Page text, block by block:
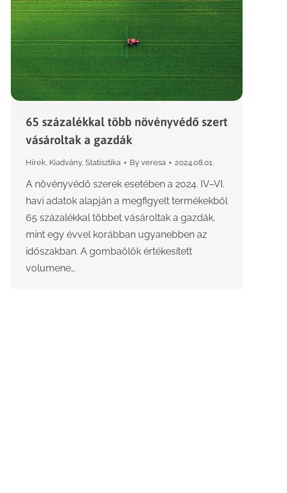
65 százalékkal több növényvédő szert
vásároltak a gazdák
Hírek, Kiadvány, Statisztika By veresa 2024.08.01.
A növényvédő szerek esetében a 2024. IV–VI.
havi adatok alapján a megfigyelt termékekből
65 százalékkal többet vásároltak a gazdák,
mint egy évvel korábban ugyanebben az
időszakban. A gombaölők értékesített
volumene…